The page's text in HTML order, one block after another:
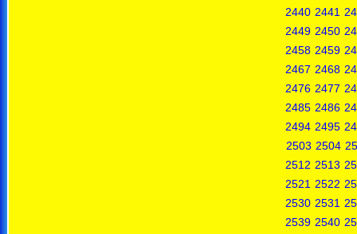
2440 2441
2449 2450
2458 2459
2467 2468
2476 2477
2485 2486
2494 2495
2503 2504
2512 2513
2521 2522
2530 2531
2539 2540